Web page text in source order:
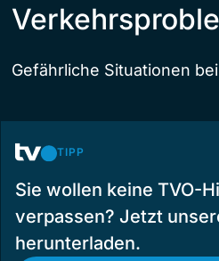
Gefährliche Situationen
TIPP
Sie wollen keine TVO-
verpassen? Jetzt
herunterladen.